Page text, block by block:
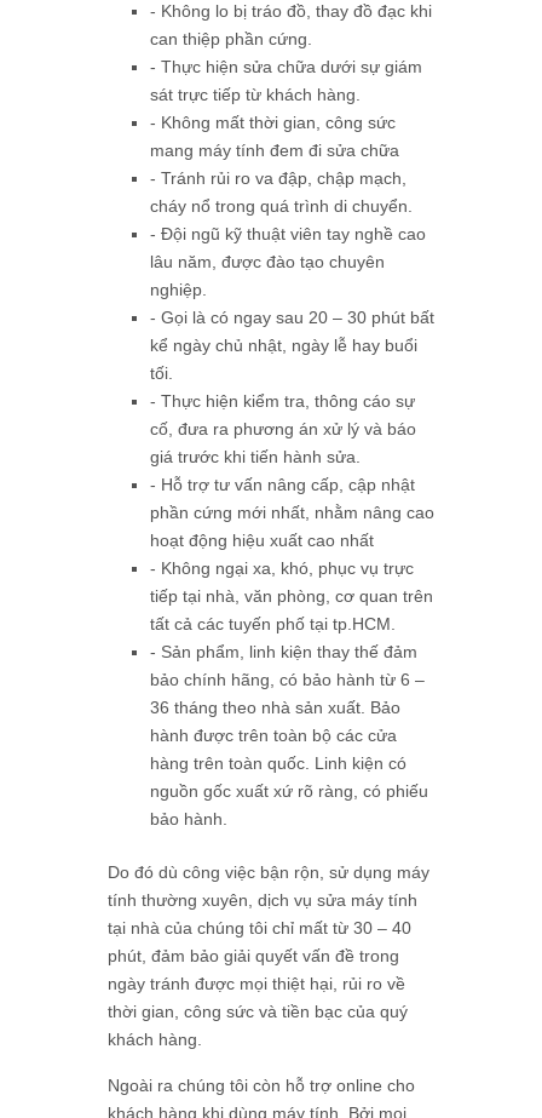
- Không lo bị tráo đồ, thay đồ đạc khi
can thiệp phần cứng.
- Thực hiện sửa chữa dưới sự giám
sát trực tiếp từ khách hàng.
- Không mất thời gian, công sức
mang máy tính đem đi sửa chữa
- Tránh rủi ro va đập, chập mạch,
cháy nổ trong quá trình di chuyển.
- Đội ngũ kỹ thuật viên tay nghề cao
lâu năm, được đào tạo chuyên
nghiệp.
- Gọi là có ngay sau 20 – 30 phút bất
kể ngày chủ nhật, ngày lễ hay buổi
tối.
- Thực hiện kiểm tra, thông cáo sự
cố, đưa ra phương án xử lý và báo
giá trước khi tiến hành sửa.
- Hỗ trợ tư vấn nâng cấp, cập nhật
phần cứng mới nhất, nhằm nâng cao
hoạt động hiệu xuất cao nhất
- Không ngại xa, khó, phục vụ trực
tiếp tại nhà, văn phòng, cơ quan trên
tất cả các tuyến phố tại tp.HCM.
- Sản phẩm, linh kiện thay thế đảm
bảo chính hãng, có bảo hành từ 6 –
36 tháng theo nhà sản xuất. Bảo
hành được trên toàn bộ các cửa
hàng trên toàn quốc. Linh kiện có
nguồn gốc xuất xứ rõ ràng, có phiếu
bảo hành.
Do đó dù công việc bận rộn, sử dụng máy
tính thường xuyên, dịch vụ sửa máy tính
tại nhà của chúng tôi chỉ mất từ 30 – 40
phút, đảm bảo giải quyết vấn đề trong
ngày tránh được mọi thiệt hại, rủi ro về
thời gian, công sức và tiền bạc của quý
khách hàng.
Ngoài ra chúng tôi còn hỗ trợ online cho
khách hàng khi dùng máy tính. Bởi mọi